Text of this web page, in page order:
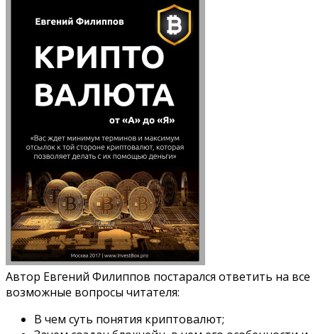
Автор Евгений Филиппов постарался ответить на все
возможные вопросы читателя:
В чем суть понятия криптовалют;